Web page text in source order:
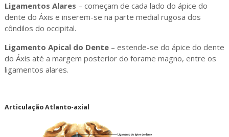
Ligamentos Alares – começam de cada lado do ápice do
dente do Áxis e inserem-se na parte medial rugosa dos
côndilos do occipital.
Ligamento Apical do Dente– estende-se do ápice do dente
do Áxis até a margem posterior do forame magno, entre os
ligamentos alares.
Articulação Atlanto-axial